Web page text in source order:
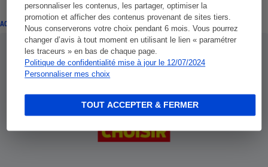
personnaliser les contenus, les partager, optimiser la
promotion et afficher des contenus provenant de sites tiers.
Nous conserverons votre choix pendant 6 mois. Vous pourrez
changer d’avis à tout moment en utilisant le lien « paramétrer
les traceurs » en bas de chaque page.
Politique de confidentialité mise à jour le 12/07/2024
Personnaliser mes choix
TOUT ACCEPTER & FERMER
ACTUALITÉ